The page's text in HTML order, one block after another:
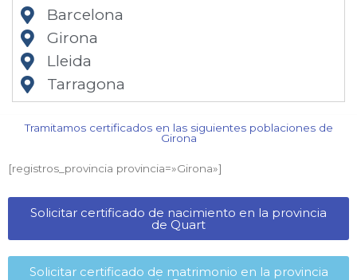
Barcelona
Girona
Lleida
Tarragona
Tramitamos certificados en las siguientes poblaciones de
Girona​
[registros_provincia provincia=»Girona​»]
Solicitar certificado de nacimiento en la provincia
de Quart​
Solicitar certificado de matrimonio en la provincia